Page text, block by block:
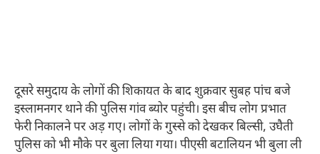
दूसरे समुदाय के लोगों की शिकायत के बाद शुक्रवार सुबह पांच बजे
इस्लामनगर थाने की पुलिस गांव ब्योर पहुंची। इस बीच लोग प्रभात
फेरी निकालने पर अड़ गए। लोगों के गुस्से को देखकर बिल्सी, उघैती
पुलिस को भी मौके पर बुला लिया गया। पीएसी बटालियन भी बुला ली